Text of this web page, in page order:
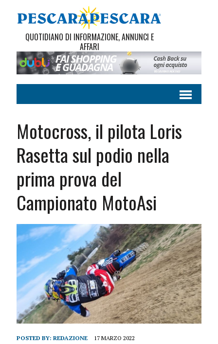
QUOTIDIANO DI INFORMAZIONE, ANNUNCI E
AFFARI
Motocross, il pilota Loris
Rasetta sul podio nella
prima prova del
Campionato MotoAsi
POSTED BY: REDAZIONE 17 MARZO 2022